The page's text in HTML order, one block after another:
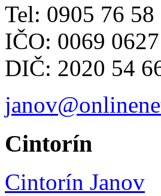
Tel: 0905 76 58
IČO: 0069 0627
DIČ: 2020 54
Cintorín
Cintorín Janov